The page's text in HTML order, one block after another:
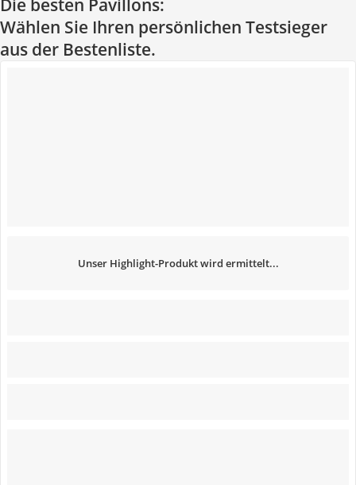
Die besten Pavillons:
Wählen Sie Ihren persönlichen Testsieger
aus der Bestenliste.
Unser Highlight-Produkt wird ermittelt...